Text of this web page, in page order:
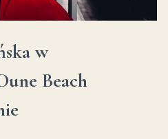
w
Beach